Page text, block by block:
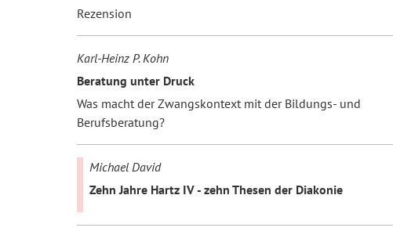
Rezension
Karl-Heinz P. Kohn
Beratung unter Druck
Was macht der Zwangskontext mit der Bildungs- und
Berufsberatung?
Michael David
Zehn Jahre Hartz IV - zehn Thesen der Diakonie